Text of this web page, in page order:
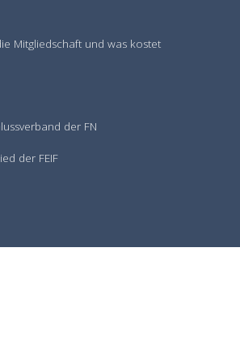
Mitgliedschaft und was kostet
der FN
der FEIF